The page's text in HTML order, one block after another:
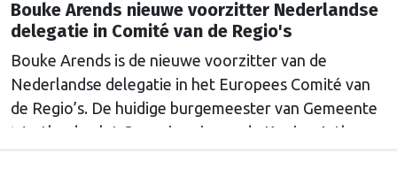
Bouke Arends nieuwe voorzitter Nederlandse
delegatie in Comité van de Regio's
Bouke Arends is de nieuwe voorzitter van de
Nederlandse delegatie in het Europees Comité van
de Regio’s. De huidige burgemeester van Gemeente
Westland volgt Commissaris van de Koning Arthur